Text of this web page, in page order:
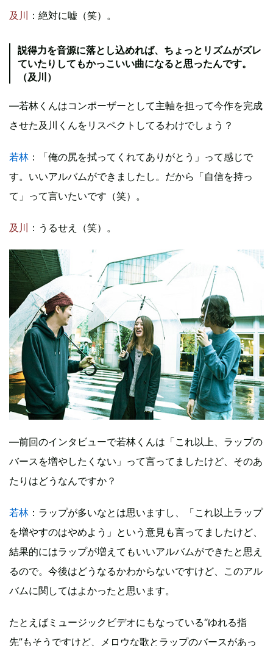
及川 ：絶対に嘘（笑）。
説得力を音源に落とし込めれば、ちょっとリズムがズレ
ていたりしてもかっこいい曲になると思ったんです。
（及川）
―若林くんはコンポーザーとして主軸を担って今作を完成
させた及川くんをリスペクトしてるわけでしょう？
若林 ：「俺の尻を拭ってくれてありがとう」って感じで
す。いいアルバムができましたし。だから「自信を持っ
て」って言いたいです（笑）。
及川 ：うるせえ（笑）。
―前回のインタビューで若林くんは「これ以上、ラップの
バースを増やしたくない」って言ってましたけど、そのあ
たりはどうなんですか？
若林 ：ラップが多いなとは思いますし、「これ以上ラップ
を増やすのはやめよう」という意見も言ってましたけど、
結果的にはラップが増えてもいいアルバムができたと思え
るので。今後はどうなるかわからないですけど、このアル
バムに関してはよかったと思います。
たとえばミュージックビデオにもなっている“ゆれる指
先”もそうですけど、メロウな歌とラップのバースがあっ